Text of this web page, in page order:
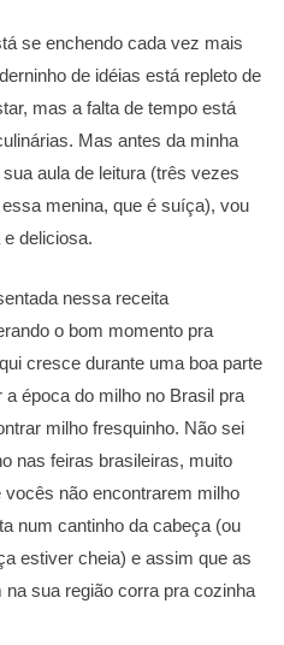
se enchendo cada vez mais
de idéias está repleto de
mas a falta de tempo está
Mas antes da minha
aula de leitura (três vezes
menina, que é suíça), vou
deliciosa.
nessa receita
o bom momento pra
cresce durante uma boa parte
época do milho no Brasil pra
milho fresquinho. Não sei
nas feiras brasileiras, muito
não encontrarem milho
num cantinho da cabeça (ou
estiver cheia) e assim que as
sua região corra pra cozinha